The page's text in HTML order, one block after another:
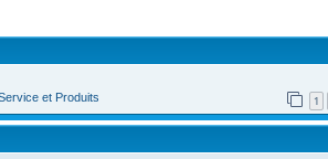
et Produits 1